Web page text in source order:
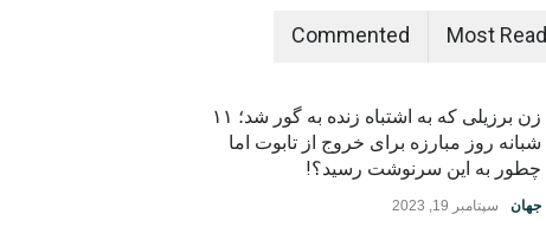
Most Read
Commented
زن برزیلی که به اشتباه زنده به گور شد؛ ۱۱
شبانه روز مبارزه برای خروج از تابوت اما
چطور به این سرنوشت رسید؟!
جهان سپتامبر 19, 2023